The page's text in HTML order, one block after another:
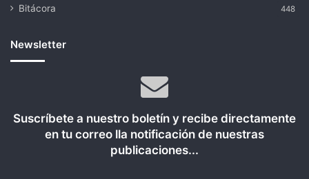
Bitácora 448
Newsletter
Suscríbete a nuestro boletín y recibe directamente
en tu correo lla notificación de nuestras
publicaciones...